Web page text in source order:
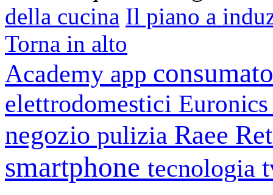
della cucina Il piano a
Torna in alto
Academy app
elettrodomestici
negozio pulizia Raee
smartphone tecnologia